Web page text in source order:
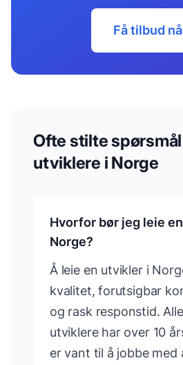
Få tilbud
Ofte stilte spørsmål
utviklere i Norge
Hvorfor bør jeg leie
Norge?
Å leie en utvikler i
kvalitet, forutsigbar
og rask responstid.
utviklere har over 10
er vant til å jobbe med